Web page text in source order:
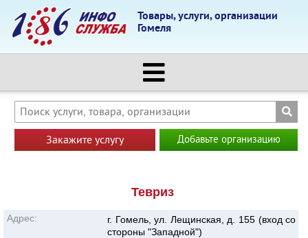
Товары, услуги, организации
Гомеля
Закажите услугу Добавьте организацию
Тевриз
Адрес:
г. Гомель, ул. Лещинская, д. 155 (вход со
стороны "Западной")